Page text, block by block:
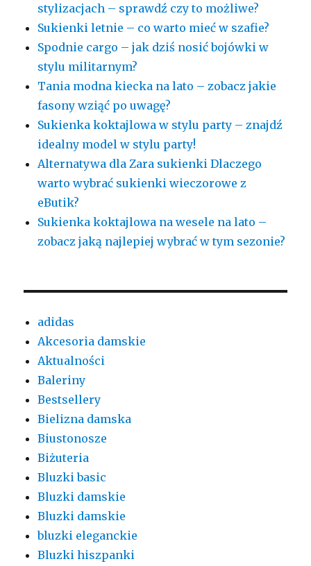
stylizacjach – sprawdź czy to możliwe?
Sukienki letnie – co warto mieć w szafie?
Spodnie cargo – jak dziś nosić bojówki w
stylu militarnym?
Tania modna kiecka na lato – zobacz jakie
fasony wziąć po uwagę?
Sukienka koktajlowa w stylu party – znajdź
idealny model w stylu party!
Alternatywa dla Zara sukienki Dlaczego
warto wybrać sukienki wieczorowe z
eButik?
Sukienka koktajlowa na wesele na lato –
zobacz jaką najlepiej wybrać w tym sezonie?
adidas
Akcesoria damskie
Aktualności
Baleriny
Bestsellery
Bielizna damska
Biustonosze
Biżuteria
Bluzki basic
Bluzki damskie
Bluzki damskie
bluzki eleganckie
Bluzki hiszpanki